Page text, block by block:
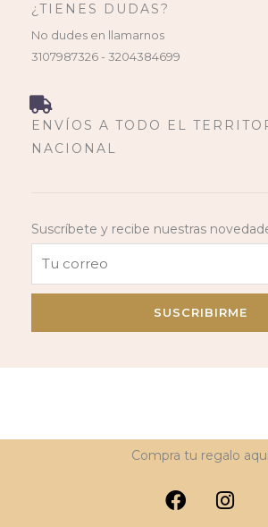
¿TIENES DUDAS?
No dudes en llamarnos
3107987326 - 3204384699
ENVÍOS A TODO EL
NACIONAL
Suscríbete y recibe nuestras
SUSCRIBIRME
Compra tu regalo
F
a
I
n